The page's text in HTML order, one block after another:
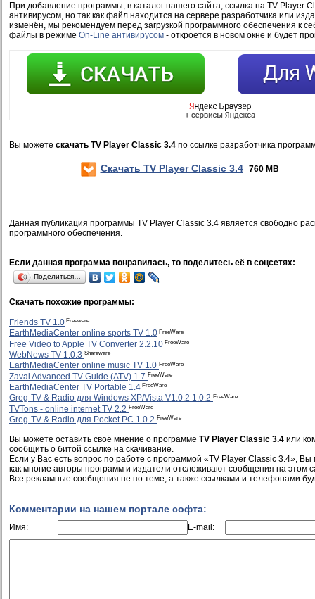
При добавление программы, в каталог нашего сайта, ссылка на TV Player
антивирусом, но так как файл находится на сервере разработчика или
изменён, мы рекомендуем перед загрузкой программного обеспечения к
файлы в режиме On-Line антивирусом - откроется в новом окне и будет
Вы можете скачать TV Player Classic 3.4 по ссылке разработчика
Скачать TV Player Classic 3.4 760 MB
Данная публикация программы TV Player Classic 3.4 является свободно
программного обеспечения.
Если данная программа понравилась, то поделитесь её в соцсетях:
Поделиться…
Скачать похожие программы:
Friends TV 1.0 Freeware
EarthMediaCenter online sports TV 1.0 FreeWare
Free Video to Apple TV Converter 2.2.10 FreeWare
WebNews TV 1.0.3 Shareware
EarthMediaCenter online music TV 1.0 FreeWare
Zaval Advanced TV Guide (ATV) 1.7 FreeWare
EarthMediaCenter TV Portable 1.4 FreeWare
Greg-TV & Radio для Windows XP/Vista V1.0.2 1.0.2 FreeWare
TVTons - online internet TV 2.2 FreeWare
Greg-TV & Radio для Pocket PC 1.0.2 FreeWare
Вы можете оставить своё мнение о программе TV Player Classic 3.4 или
сообщить о битой ссылке на скачивание.
Если у Вас есть вопрос по работе с программой «TV Player Classic 3.4», Вы
как многие авторы программ и издатели отслеживают сообщения на этом
Все рекламные сообщения не по теме, а также ссылками и телефонами
Комментарии на нашем портале софта:
Имя: E-mail: